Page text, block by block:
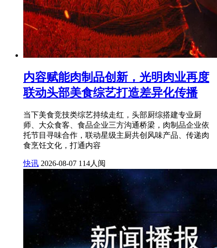
内容赋能肉制品创新，光明肉业再度
联动头部美食综艺打造差异化传播
当下美食竞技类综艺持续走红，头部厨综搭建专业厨
师、大众食客、食品企业三方沟通桥梁，肉制品企业依
托节目寻味合作，联动星级主厨共创风味产品、传递肉
食烹饪文化，打通内容
快讯 2026-08-07 114人阅